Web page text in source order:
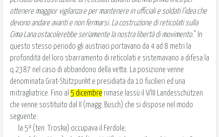
ottenere maggior vigilanza e per mantenere in ufficiali e soldati l'idea che
devono andare avanti e non fermarsi. La costruzione di reticolati sulla
Cima Lana ostacolerebbe seriamente la nostra libertà di movimento." In
questo stesso periodo gli austriaci portavano da 4 ad 8 metri la
profondità del loro sbarramento di reticolati e sistemavano a difesa la
q.2387 nel caso di abbandono della vetta. La posizione venne
denominata Grat-Stützpunkt e presidiata da 10 fucilieri ed una
mitragliatrice. Fino al 5 dicembre rimase lassù il V/III Landesschützen
che venne sostituito dal II (magg. Busch) che si dispose nel modo
seguente:
la 5ª (ten. Troska) occupava il Ferdole;